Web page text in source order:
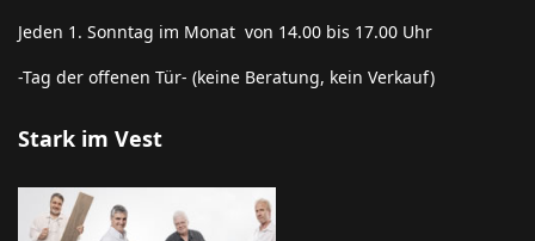
Jeden 1. Sonntag im Monat von 14.00 bis 17.00 Uhr
-Tag der offenen Tür- (keine Beratung, kein Verkauf)
Stark im Vest